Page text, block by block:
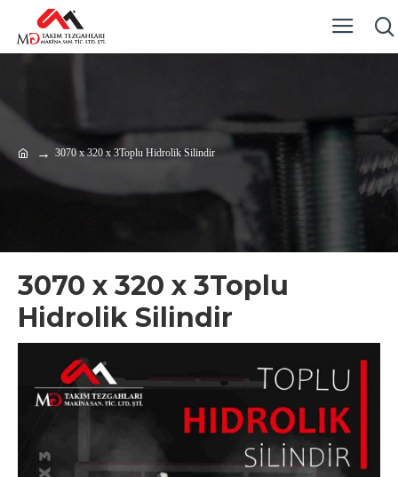
3070 x 320 x 3Toplu Hidrolik Silindir
3070 x 320 x 3Toplu
Hidrolik Silindir